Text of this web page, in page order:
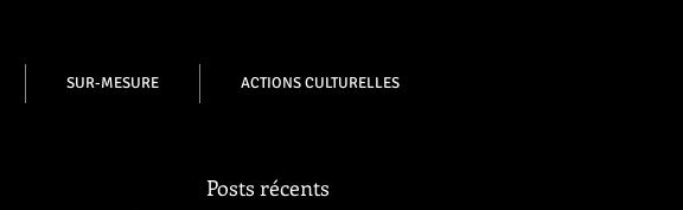
SUR-MESURE ACTIONS CULTURELLES
Posts récents